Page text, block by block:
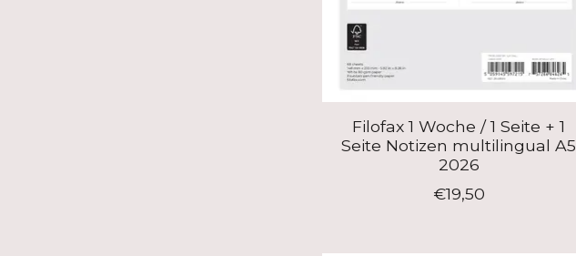
Filofax 1 Woche / 1 Seite + 1
Seite Notizen multilingual A5
2026
€19,50